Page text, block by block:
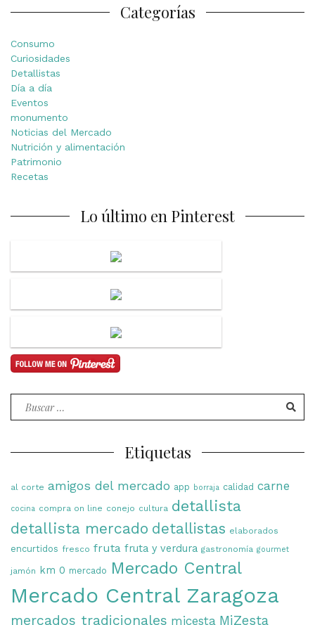
Categorías
Consumo
Curiosidades
Detallistas
Día a día
Eventos
monumento
Noticias del Mercado
Nutrición y alimentación
Patrimonio
Recetas
Lo último en Pinterest
Buscar
Etiquetas
al corte amigos del mercado app borraja calidad carne
cocina compra on line conejo cultura detallista
detallista mercado detallistas elaborados
encurtidos fresco fruta fruta y verdura gastronomía gourmet
jamón km 0 mercado Mercado Central
Mercado Central Zaragoza
mercados tradicionales micesta MiZesta